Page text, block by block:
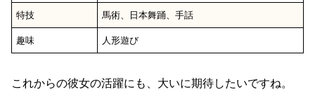
特技 馬術、日本舞踊、手話
趣味 人形遊び
これからの彼女の活躍にも、大いに期待したいですね。